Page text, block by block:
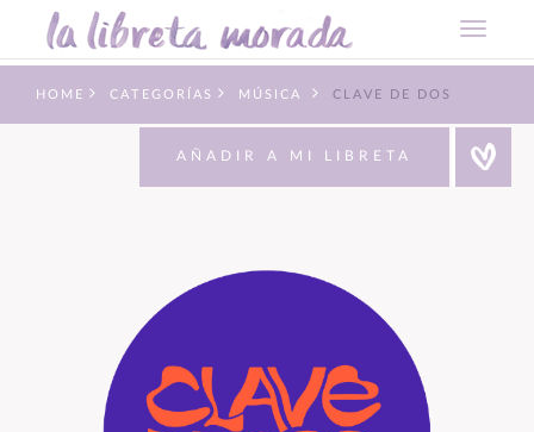
HOME CATEGORÍAS MÚSICA CLAVE DE DOS
AÑADIR A MI LIBRETA